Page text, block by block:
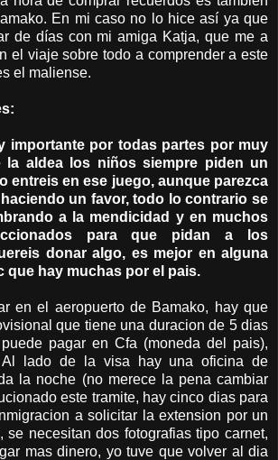
En mi caso no lo hice así ya que
de días con mi amiga Katja, que me a
el viaje sobre todo a comprender a este
el maliense.
importante por todas partes por muy
la aldea los niños siempre piden un
entreis en ese juego, aunque parezca
un favor, todo lo contrario se
a la mendicidad y en muchos
para que pidan a los
donar algo, es mejor en alguna
que hay muchas por el pais.
en el aeropuerto de Bamako, hay que
que tiene una duracion de 5 dias
pagar en Cfa (moneda del pais),
Al lado de la visa hay una oficina de
la noche (no merece la pena cambiar
este tramite, hay cinco dias para
a solicitar la extension por un
se necesitan dos fotografias tipo carnet,
mas dinero, yo tuve que volver al dia